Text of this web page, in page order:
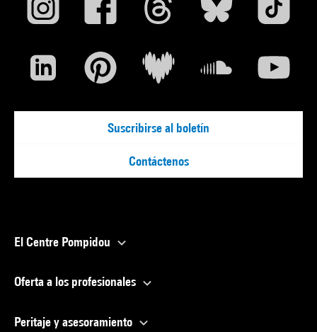
Suscribirse al boletín
Contáctenos
El Centre Pompidou
Oferta a los profesionales
Peritaje y asesoramiento